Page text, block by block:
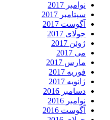
نوامبر 2017
سپتامبر 2017
آگوست 2017
جولای 2017
ژوئن 2017
می 2017
مارس 2017
فوریه 2017
ژانویه 2017
دسامبر 2016
نوامبر 2016
آگوست 2016